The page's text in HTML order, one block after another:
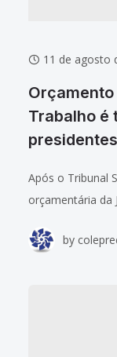
11 de agosto
Trabalho é
Após o Tribunal
orçamentária da
(CSJT), ministro
by